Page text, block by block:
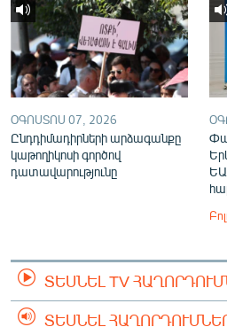
ՕԳՈՍՏՈՍ 07, 2026
Ընդդիմադիրների արձագանքը
կաթողիկոսի գործով
դատավարությունը
ՏԵՍՆԵԼ TV
ՏԵՍՆԵԼ